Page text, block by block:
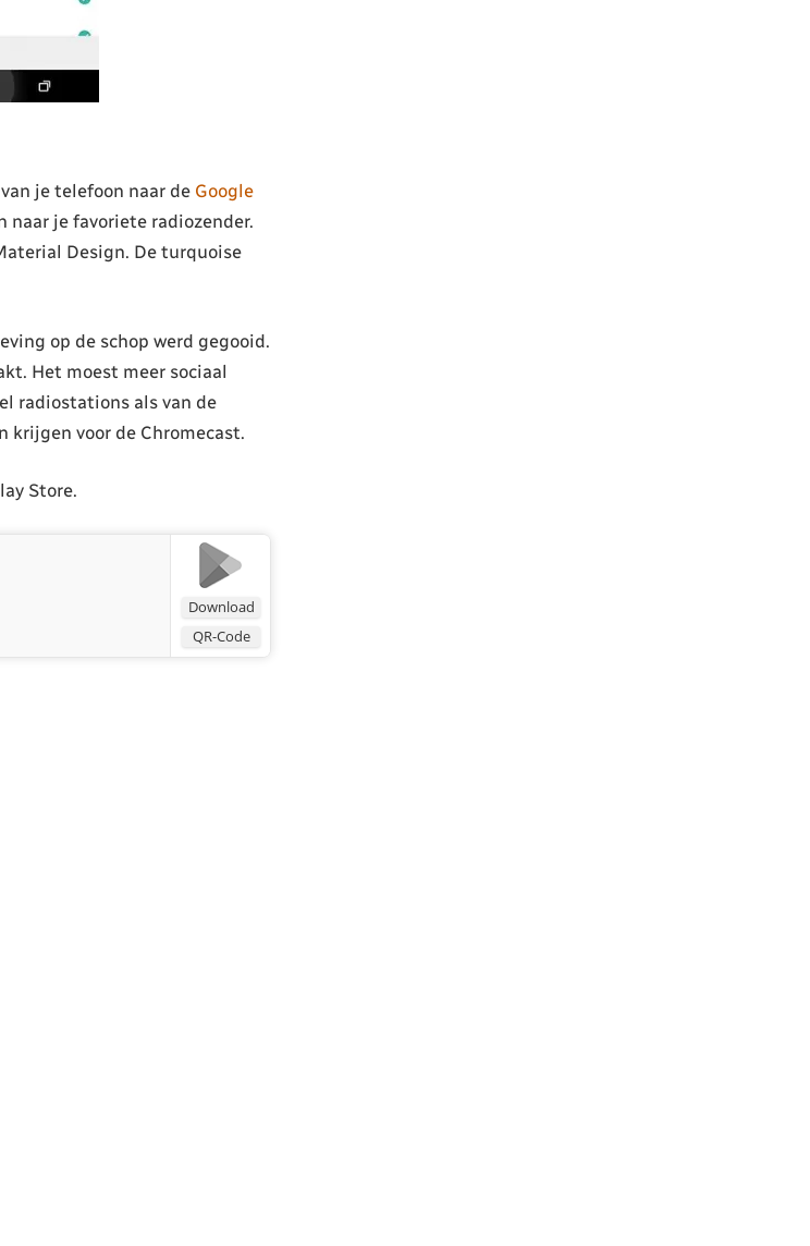
je telefoon naar de Google
naar je favoriete radiozender.
Design. De turquoise
op de schop werd gegooid.
Het moest meer sociaal
radiostations als van de
krijgen voor de Chromecast.
Store.
Download
QR-Code